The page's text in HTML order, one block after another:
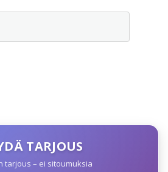
TARJOUS
tarjous – ei sitoumuksia